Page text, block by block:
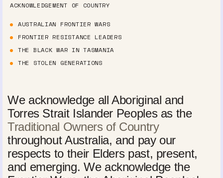
ACKNOWLEDGEMENT OF COUNTRY
AUSTRALIAN FRONTIER WARS
FRONTIER RESISTANCE LEADERS
THE BLACK WAR IN TASMANIA
THE STOLEN GENERATIONS
We acknowledge all Aboriginal and
Torres Strait Islander Peoples as the
Traditional Owners of Country
throughout Australia, and pay our
respects to their Elders past, present,
and emerging. We acknowledge the